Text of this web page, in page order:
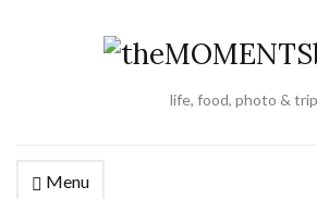
life, food, photo & trip
Menu